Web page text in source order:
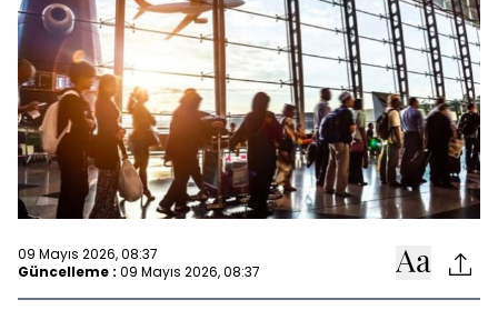
09 Mayıs 2026, 08:37
Güncelleme : 09 Mayıs 2026, 08:37